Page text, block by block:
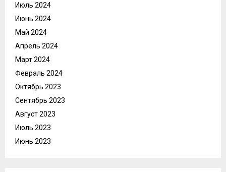
Июль 2024
Июнь 2024
Май 2024
Апрель 2024
Март 2024
Февраль 2024
Октябрь 2023
Сентябрь 2023
Август 2023
Июль 2023
Июнь 2023